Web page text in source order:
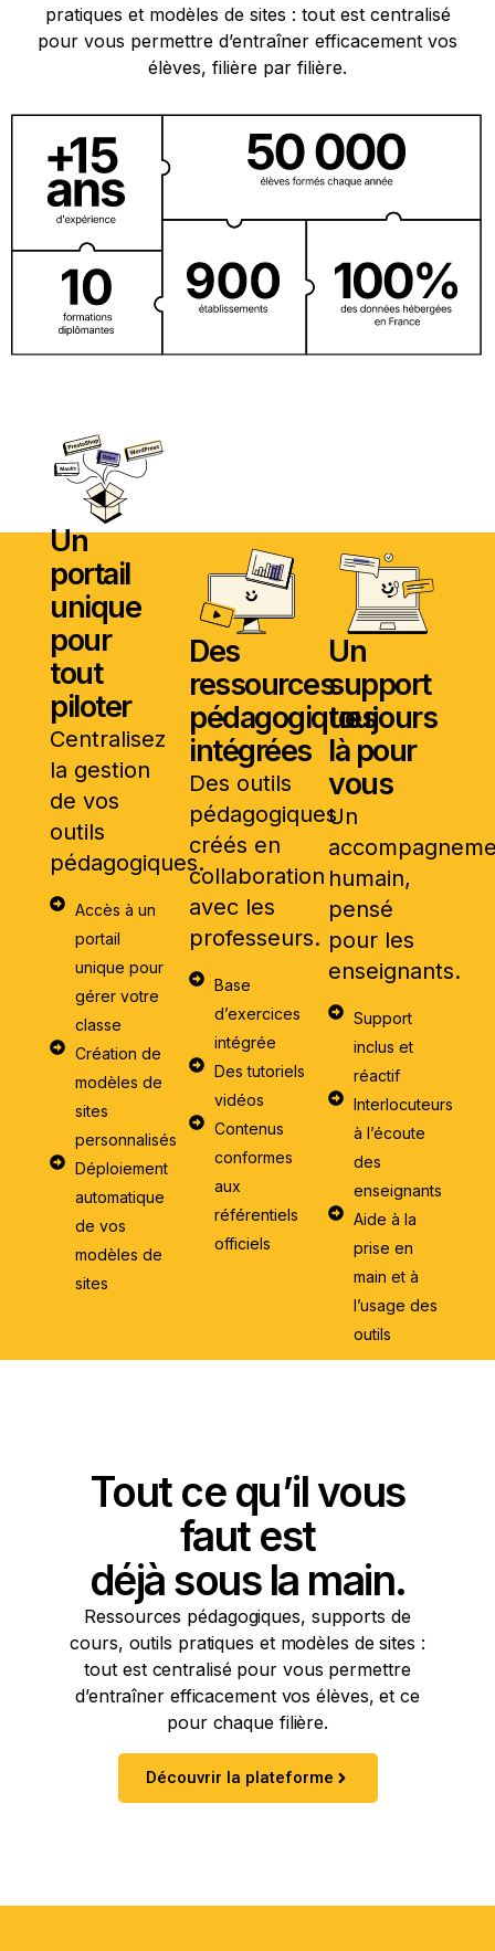
pratiques et modèles de sites : tout est centralisé
pour vous permettre d’entraîner efficacement vos
élèves, filière par filière.
Un
portail
unique
pour
tout
piloter
Centralisez
la gestion
de vos
outils
pédagogiques.
Accès à un
portail
unique pour
gérer votre
classe
Création de
modèles de
sites
personnalisés
Déploiement
automatique
de vos
modèles de
sites
Des
ressources
pédagogiques
intégrées
Des outils
pédagogiques
créés en
collaboration
avec les
professeurs.
Base
d’exercices
intégrée
Des tutoriels
vidéos
Contenus
conformes
aux
référentiels
officiels
Un
support
toujours
là pour
vous
Un
humain,
pensé
pour les
enseignants.
Support
inclus et
réactif
Interlocuteurs
à l’écoute
des
enseignants
Aide à la
prise en
main et à
l’usage des
outils
Tout ce qu’il vous
faut est
déjà sous la main.
Ressources pédagogiques, supports de
cours, outils pratiques et modèles de sites :
tout est centralisé pour vous permettre
d’entraîner efficacement vos élèves, et ce
pour chaque filière.
Découvrir la plateforme